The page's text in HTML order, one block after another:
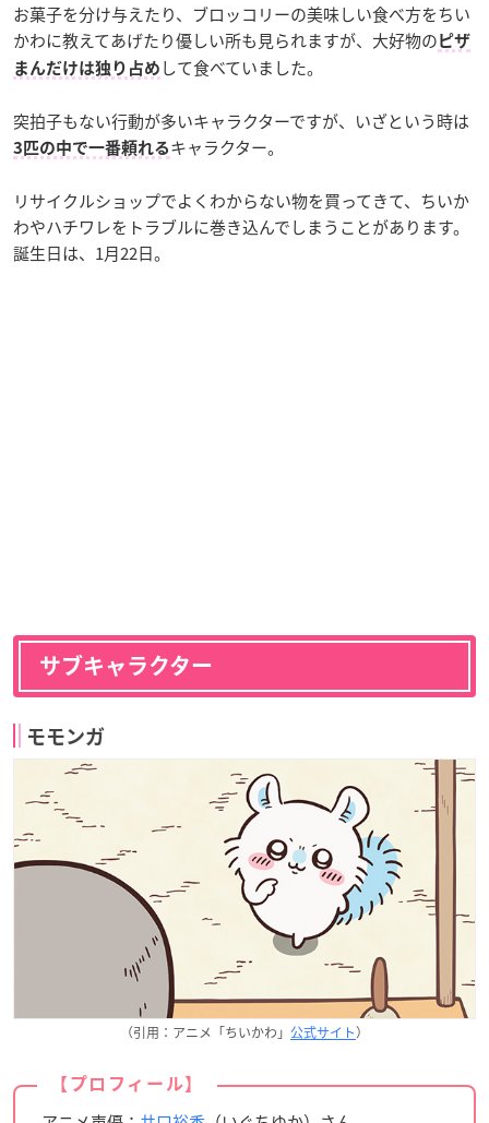
お菓子を分け与えたり、ブロッコリーの美味しい食べ方をちい
かわに教えてあげたり優しい所も見られますが、大好物の ピザ
まんだけは独り占め して食べていました。
突拍子もない行動が多いキャラクターですが、いざという時は
3匹の中で一番頼れる キャラクター。
リサイクルショップでよくわからない物を買ってきて、ちいか
わやハチワレをトラブルに巻き込んでしまうことがあります。
誕生日は、1月22日。
サブキャラクター
モモンガ
（引用：アニメ「ちいかわ」 公式サイト）
【プロフィール】